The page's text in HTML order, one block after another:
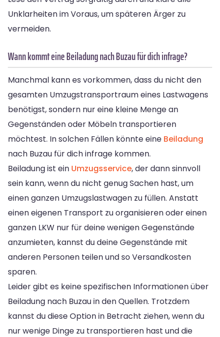
Unklarheiten im Voraus, um späteren Ärger zu
vermeiden.
Wann kommt eine Beiladung nach Buzau für dich infrage?
Manchmal kann es vorkommen, dass du nicht den
gesamten Umzugstransportraum eines Lastwagens
benötigst, sondern nur eine kleine Menge an
Gegenständen oder Möbeln transportieren
möchtest. In solchen Fällen könnte eine Beiladung
nach Buzau für dich infrage kommen.
Beiladung ist ein Umzugsservice, der dann sinnvoll
sein kann, wenn du nicht genug Sachen hast, um
einen ganzen Umzugslastwagen zu füllen. Anstatt
einen eigenen Transport zu organisieren oder einen
ganzen LKW nur für deine wenigen Gegenstände
anzumieten, kannst du deine Gegenstände mit
anderen Personen teilen und so Versandkosten
sparen.
Leider gibt es keine spezifischen Informationen über
Beiladung nach Buzau in den Quellen. Trotzdem
kannst du diese Option in Betracht ziehen, wenn du
nur wenige Dinge zu transportieren hast und die